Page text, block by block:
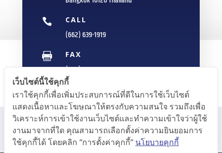
 CALL
(662) 639-1919
 FAX
(662) 235-1959
 E-MAIL
info@sittipol.com
เว็บไซต์นี้ใช้คุกกี้
เราใช้คุกกี้เพื่อเพิ่มประสบการณ์ที่ดีในการใช้เว็บไซต์
แสดงเนื้อหาและโฆษณาให้ตรงกับความสนใจ รวมถึงเพื่อ
วิเคราะห์การเข้าใช้งานเว็บไซต์และทำความเข้าใจว่าผู้ใช้
งานมาจากที่ใด คุณสามารถเลือกตั้งค่าความยินยอมการ
ใช้คุกกี้ได้ โดยคลิก “การตั้งค่าคุกกี้” นโยบายคุกกี้